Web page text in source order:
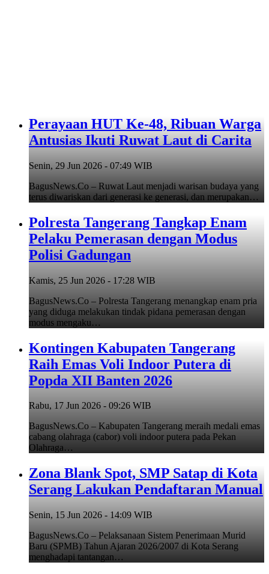
Perayaan HUT Ke-48, Ribuan Warga
Antusias Ikuti Ruwat Laut di Carita
Senin, 29 Jun 2026 - 07:49 WIB
BagusNews.Co – Ruwat Laut menjadi warisan budaya yang
terus diwariskan dari generasi ke generasi, dan merupakan…
Polresta Tangerang Tangkap Enam
Pelaku Pemerasan dengan Modus
Polisi Gadungan
Kamis, 25 Jun 2026 - 17:28 WIB
BagusNews.Co – Polresta Tangerang menangkap enam pria
yang diduga melakukan tindak pidana pemerasan dengan
modus mengaku…
Kontingen Kabupaten Tangerang
Raih Emas Voli Indoor Putera di
Popda XII Banten 2026
Rabu, 17 Jun 2026 - 09:26 WIB
BagusNews.Co – Kabupaten Tangerang meraih medali emas
cabang olahraga (cabor) voli indoor putera pada Pekan
Olahraga…
Zona Blank Spot, SMP Satap di Kota
Serang Lakukan Pendaftaran Manual
Senin, 15 Jun 2026 - 14:09 WIB
BagusNews.Co – Pelaksanaan Sistem Penerimaan Murid
Baru (SPMB) Tahun Ajaran 2026/2007 di Kota Serang
menghadapi tantangan…